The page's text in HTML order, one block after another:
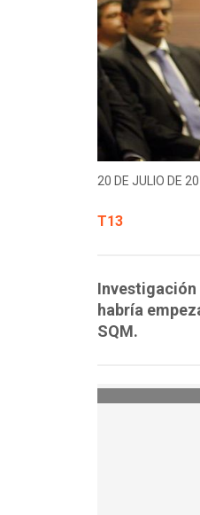
20 DE JULIO DE
T13
Investigación
habría
SQM.